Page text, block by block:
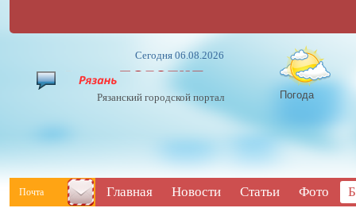
Сегодня 06.08.2026
Рязанский городской портал Погода
Почта Главная Новости Статьи Фото